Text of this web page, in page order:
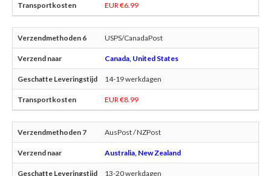
EUR €6.99
USPS/CanadaPost
Canada, United States
14-19 werkdagen
EUR €8.99
AusPost / NZPost
Australia, New Zealand
13-20 werkdagen